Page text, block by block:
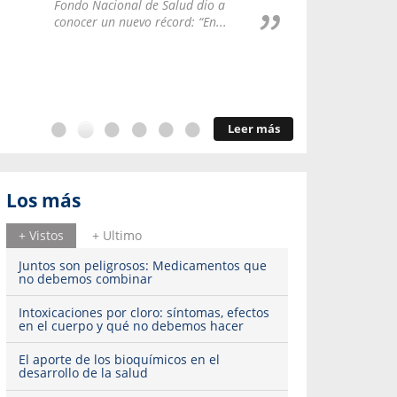
Fondo Nacional de Salud dio a
conocer un nuevo récord: “En...
Leer más
Los más
+ Vistos
+ Ultimo
Juntos son peligrosos: Medicamentos que
no debemos combinar
Intoxicaciones por cloro: síntomas, efectos
en el cuerpo y qué no debemos hacer
El aporte de los bioquímicos en el
desarrollo de la salud